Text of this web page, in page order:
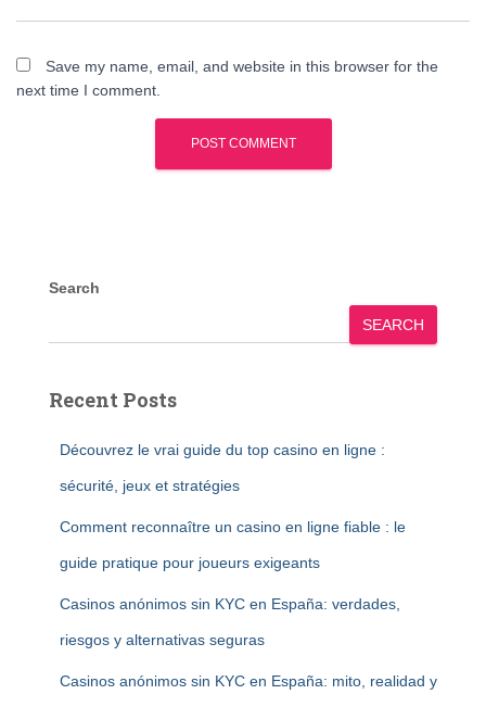
Save my name, email, and website in this browser for the
next time I comment.
Search
SEARCH
Recent Posts
Découvrez le vrai guide du top casino en ligne :
sécurité, jeux et stratégies
Comment reconnaître un casino en ligne fiable : le
guide pratique pour joueurs exigeants
Casinos anónimos sin KYC en España: verdades,
riesgos y alternativas seguras
Casinos anónimos sin KYC en España: mito, realidad y